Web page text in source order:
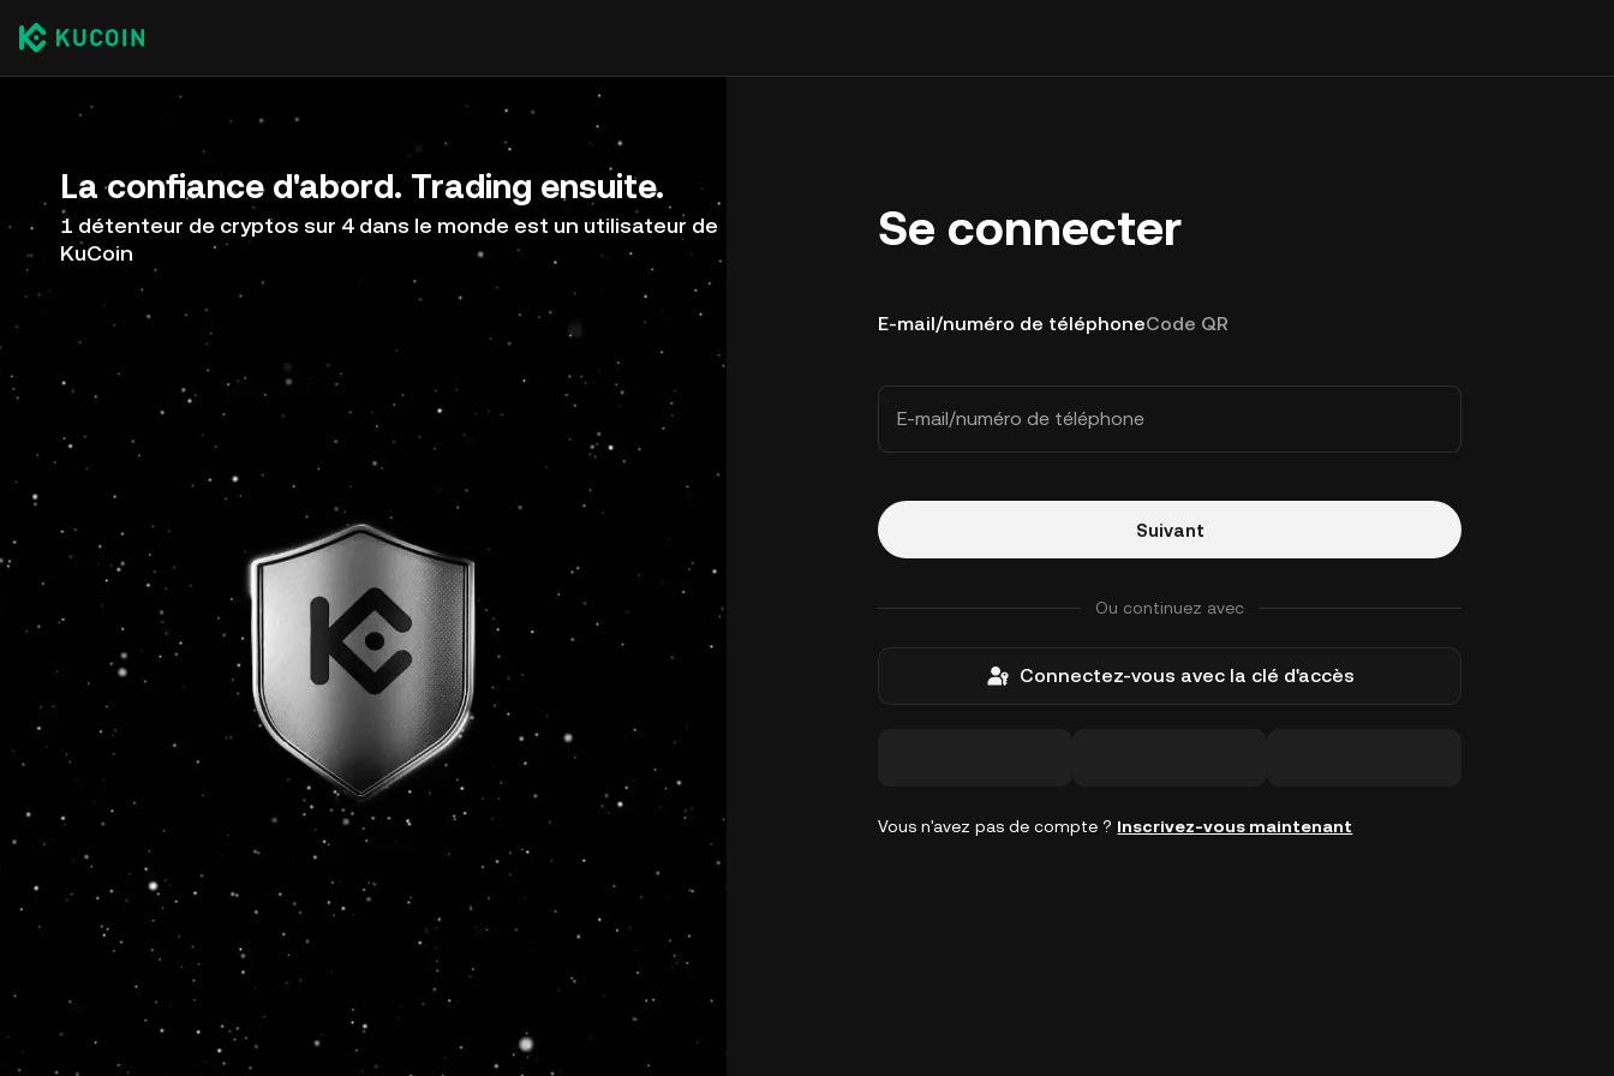
La confiance d'abord. Trading ensuite.
1 détenteur de cryptos sur 4 dans le monde est un utilisateur de
KuCoin
Se connecter
E-mail/numéro de téléphoneCode QR
E-mail/numéro de téléphone
Suivant
Ou continuez avec
Connectez-vous avec la clé d'accès
Vous n'avez pas de compte ? Inscrivez-vous maintenant